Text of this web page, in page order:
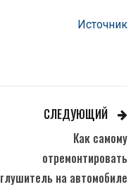
Источник
СЛЕДУЮЩИЙ
Как самому
отремонтировать
глушитель на автомобиле